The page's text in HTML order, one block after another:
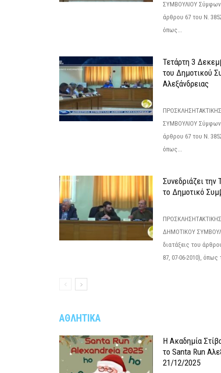
ΣΥΜΒΟΥΛΙΟΥ
άρθρου 67 του Ν.
όπως...
Τετάρτη 3
του Δημοτικού
Αλεξάνδρειας
ΣΥΜΒΟΥΛΙΟΥ
άρθρου 67 του Ν.
όπως...
Συνεδριάζει
το Δημοτικό
ΔΗΜΟΤΙΚΟΥ
διατάξεις του
87, 07-06-2010), όπως
ΑΘΛΗΤΙΚΑ
Η Ακαδημία
το Santa Run
21/12/2025